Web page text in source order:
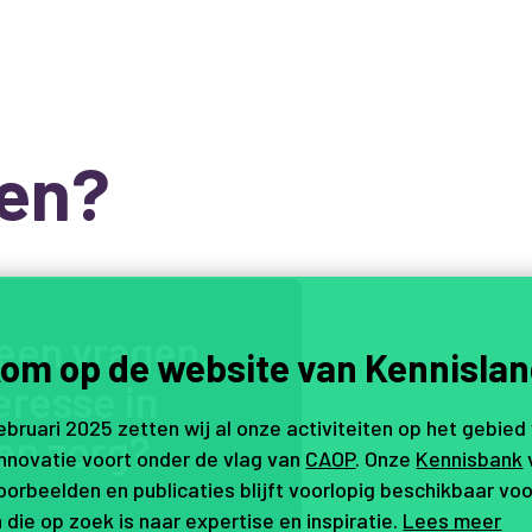
envr ag en,
s
nzorg?
op de website van
2025 zetten wij al onze activiteiten op het gebied
voort onder de vlag van CAOP. Onze Kennisbank
en publicaties blijft voorlopig beschikbaar
die op zoek is naar expertise en inspiratie. Lees meer